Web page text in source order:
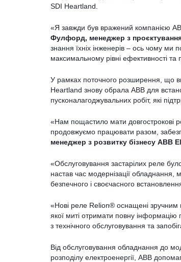
SDI Heartland.
«Я завжди був вражений компанією
Фулфорд, менеджер з проєктування
знання їхніх інженерів – ось чому ми
максимальному рівні ефективності та
У рамках поточного розширення, що
Heartland знову обрала ABB для
пусконалагоджувальних робіт, які
«Нам пощастило мати довгострокові
продовжуємо працювати разом,
менеджер з розвитку бізнесу
«Обслуговування застарілих реле
настав час модернізації обладнання,
безпечного і своєчасного
«Нові реле Relion® оснащені зручним
якої миті отримати повну
з технічного обслуговування та
Від обслуговування обладнання до
розподілу електроенергії, ABB